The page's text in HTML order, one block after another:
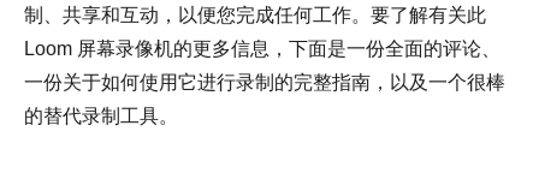
制、共享和互动，以便您完成任何工作。要了解有关此
Loom 屏幕录像机的更多信息，下面是一份全面的评论、
一份关于如何使用它进行录制的完整指南，以及一个很棒
的替代录制工具。